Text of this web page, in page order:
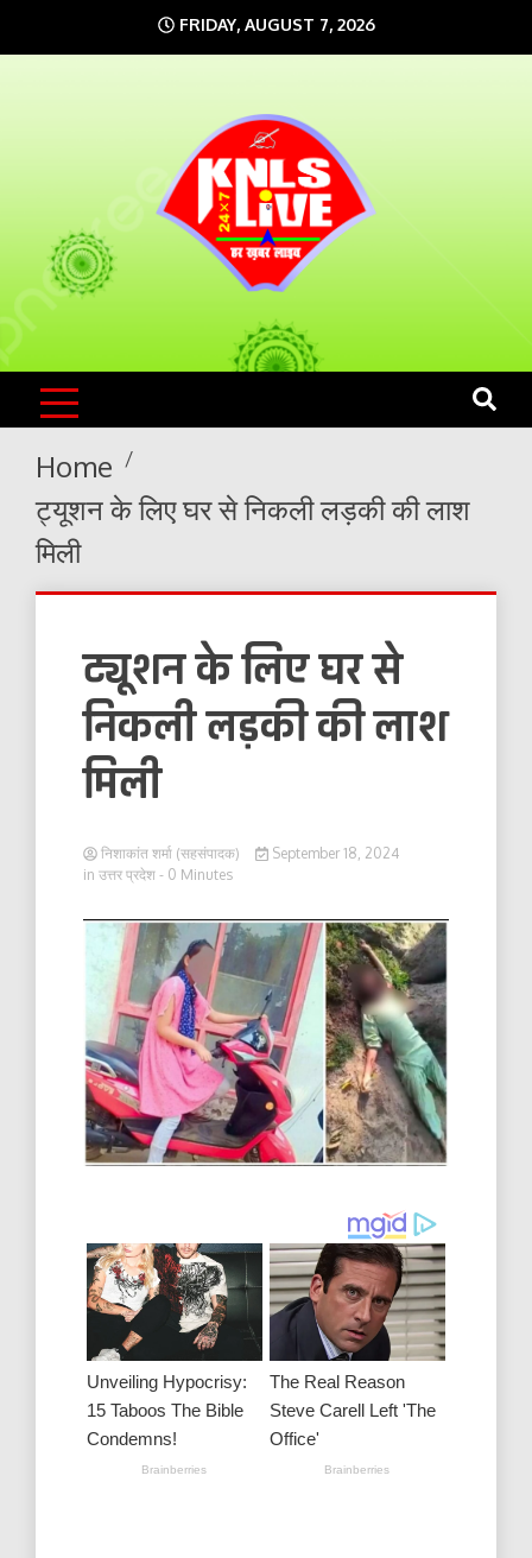
to
FRIDAY, AUGUST 7, 2026
KNLS LIVE
India`s No.1 News Portal
Home
ट्यूशन के लिए घर से निकली लड़की की लाश
मिली
ट्यूशन के लिए घर से
निकली लड़की की लाश
मिली
निशाकांत शर्मा (सहसंपादक)
September 18, 2024
in उत्तर प्रदेश - 0 Minutes